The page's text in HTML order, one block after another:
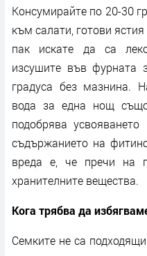
Консумирайте по 20-30
към салати, готови
пак искате да са
изсушите във фурната
градуса без мазнина.
вода за една нощ
подобрява
съдържанието на
вреда е, че пречи на
хранителните вещества.
Кога трябва да
Семките не са